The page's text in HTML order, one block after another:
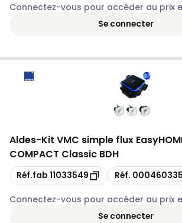
Connectez-vous pour accéder au prix
Se connecter
Aldes-Kit VMC simple flux
COMPACT Classic BDH
Copie
Réf.fab 11033549 Copie
Réf.
Connectez-vous pour accéder au prix
Se connecter